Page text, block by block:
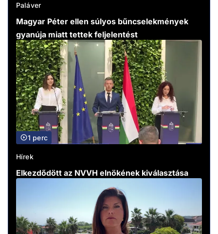
Paláver
Magyar Péter ellen súlyos bűncselekmények
gyanúja miatt tettek feljelentést
1 perc
Hírek
Elkezdődött az NVVH elnökének kiválasztása